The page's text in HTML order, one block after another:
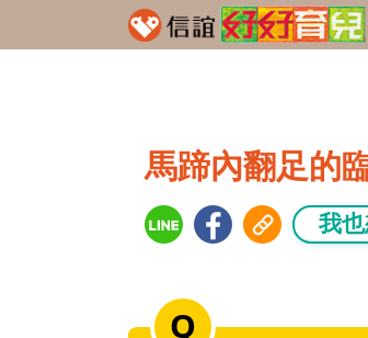
馬蹄內翻足的
我